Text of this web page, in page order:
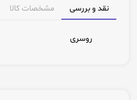
نقد و بررسی مشخصات کالا
روسری